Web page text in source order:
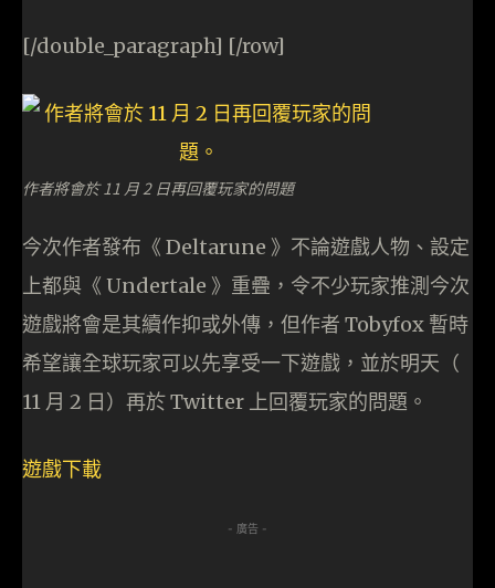
[/double_paragraph] [/row]
作者將會於 11 月 2 日再回覆玩家的問題
今次作者發布《 Deltarune 》不論遊戲人物、設定
上都與《 Undertale 》重疊，令不少玩家推測今次
遊戲將會是其續作抑或外傳，但作者 Tobyfox 暫時
希望讓全球玩家可以先享受一下遊戲，並於明天（
11 月 2 日）再於 Twitter 上回覆玩家的問題。
遊戲下載
- 廣告 -